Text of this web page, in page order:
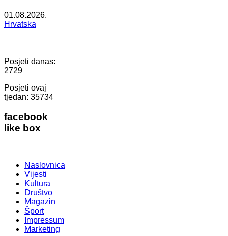
01.08.2026.
Hrvatska
Posjeti danas:
2729
Posjeti ovaj
tjedan: 35734
facebook
like box
Naslovnica
Vijesti
Kultura
Društvo
Magazin
Šport
Impressum
Marketing